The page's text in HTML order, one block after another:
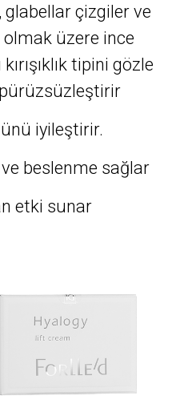
çizgiler ve
olmak üzere ince
tipini gözle
iyileştirir.
beslenme sağlar
etki sunar